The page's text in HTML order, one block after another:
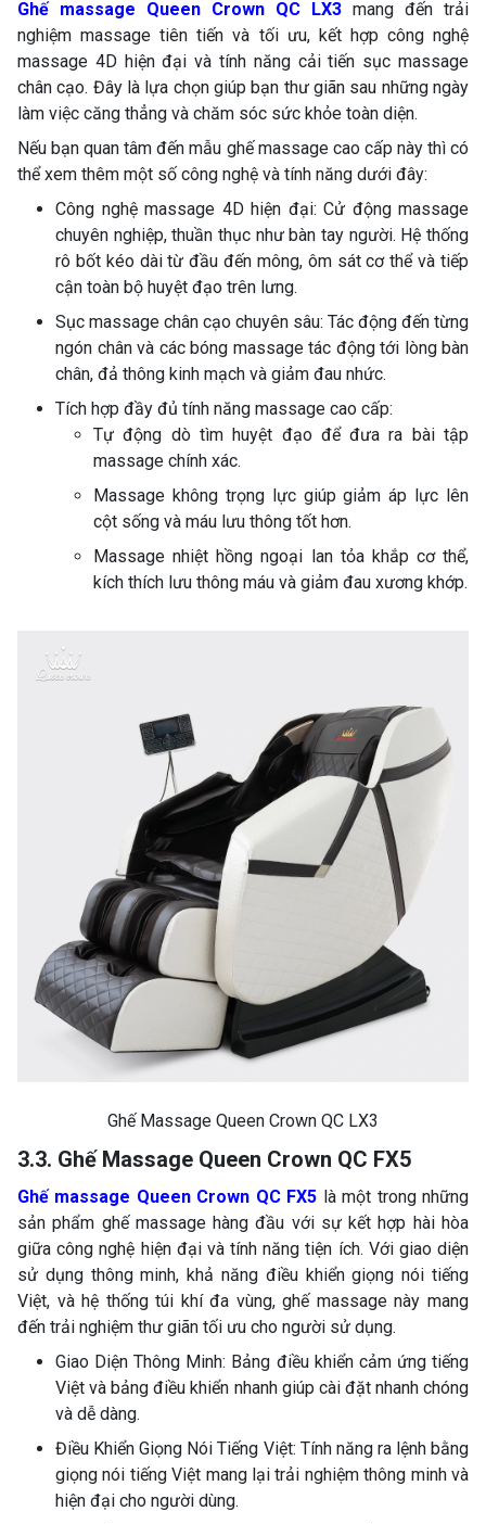
Ghế massage Queen Crown QC LX3 mang đến trải
nghiệm massage tiên tiến và tối ưu, kết hợp công nghệ
massage 4D hiện đại và tính năng cải tiến sục massage
chân cạo. Đây là lựa chọn giúp bạn thư giãn sau những ngày
làm việc căng thẳng và chăm sóc sức khỏe toàn diện.
Nếu bạn quan tâm đến mẫu ghế massage cao cấp này thì có
thể xem thêm một số công nghệ và tính năng dưới đây:
Công nghệ massage 4D hiện đại: Cử động massage
chuyên nghiệp, thuần thục như bàn tay người. Hệ thống
rô bốt kéo dài từ đầu đến mông, ôm sát cơ thể và tiếp
cận toàn bộ huyệt đạo trên lưng.
Sục massage chân cạo chuyên sâu: Tác động đến từng
ngón chân và các bóng massage tác động tới lòng bàn
chân, đả thông kinh mạch và giảm đau nhức.
Tích hợp đầy đủ tính năng massage cao cấp:
Tự động dò tìm huyệt đạo để đưa ra bài tập
massage chính xác.
Massage không trọng lực giúp giảm áp lực lên
cột sống và máu lưu thông tốt hơn.
Massage nhiệt hồng ngoại lan tỏa khắp cơ thể,
kích thích lưu thông máu và giảm đau xương khớp.
Ghế Massage Queen Crown QC LX3
3.3. Ghế Massage Queen Crown QC FX5
Ghế massage Queen Crown QC FX5 là một trong những
sản phẩm ghế massage hàng đầu với sự kết hợp hài hòa
giữa công nghệ hiện đại và tính năng tiện ích. Với giao diện
sử dụng thông minh, khả năng điều khiển giọng nói tiếng
Việt, và hệ thống túi khí đa vùng, ghế massage này mang
đến trải nghiệm thư giãn tối ưu cho người sử dụng.
Giao Diện Thông Minh: Bảng điều khiển cảm ứng tiếng
Việt và bảng điều khiển nhanh giúp cài đặt nhanh chóng
và dễ dàng.
Điều Khiển Giọng Nói Tiếng Việt: Tính năng ra lệnh bằng
giọng nói tiếng Việt mang lại trải nghiệm thông minh và
hiện đại cho người dùng.